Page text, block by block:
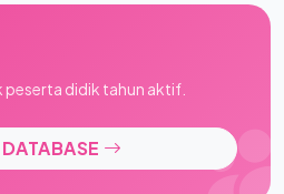
didik tahun aktif.